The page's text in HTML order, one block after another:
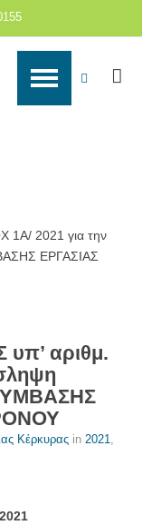
2021 για την
ΕΡΓΑΣΙΑΣ
αριθμ.
Κέρκυρας in 2021,